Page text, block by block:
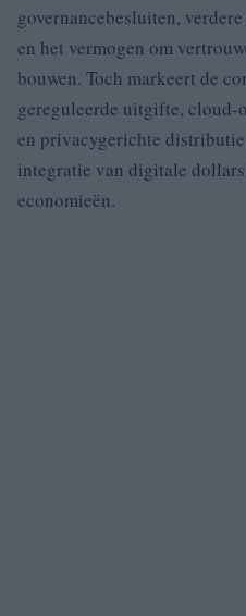
governancebesluiten,
en het vermogen om
bouwen. Toch markeert de
gereguleerde uitgifte,
en privacygerichte
integratie van digitale
economieën.